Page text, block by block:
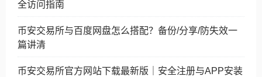
全访问指南
币安交易所与百度网盘怎么搭配？备份/分享/防失效一
篇讲清
币安交易所官方网站下载最新版｜安全注册与APP安装